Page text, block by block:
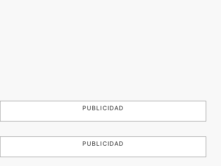
PUBLICIDAD
PUBLICIDAD